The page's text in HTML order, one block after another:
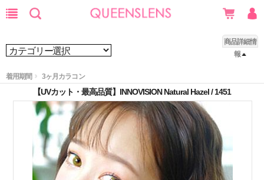
着用期間 3ヶ月カラコン
商品詳細情
報
【UVカット・最高品質】INNOVISION Natural Hazel / 1451